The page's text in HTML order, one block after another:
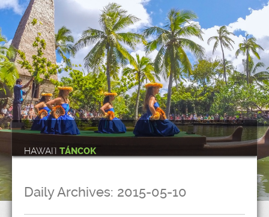
HAWAI'I TÁNCOK
Daily Archives: 2015-05-10